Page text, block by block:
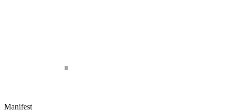
Manifest